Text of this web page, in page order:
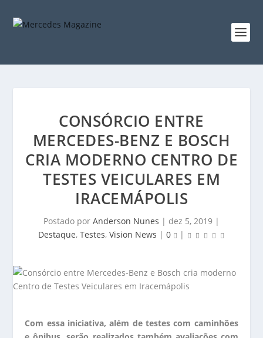
CONSÓRCIO ENTRE
MERCEDES-BENZ E BOSCH
CRIA MODERNO CENTRO DE
TESTES VEICULARES EM
IRACEMÁPOLIS
Postado por Anderson Nunes | dez 5, 2019 |
Destaque, Testes, Vision News | 0 |
Com essa iniciativa, além de testes com caminhões